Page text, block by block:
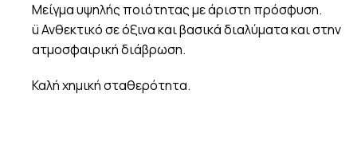
Μείγμα υψηλής ποιότητας με άριστη πρόσφυση.
ü Ανθεκτικό σε όξινα και βασικά διαλύματα και στην
ατμοσφαιρική διάβρωση.
Καλή χημική σταθερότητα.